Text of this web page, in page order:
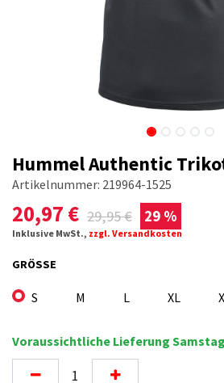
Hummel Authentic
Artikelnummer: 219964-1525
20,97 € 29,95€ 29 %
Inklusive MwSt., zzgl. Versandkosten
GRÖSSE
S M L XL
Voraussichtliche Lieferung